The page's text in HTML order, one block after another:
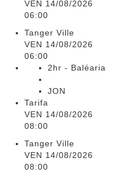
VEN 14/08/2026
06:00
Tanger Ville
VEN 14/08/2026
06:00
2hr - Baléaria
JON
Tarifa
VEN 14/08/2026
08:00
Tanger Ville
VEN 14/08/2026
08:00